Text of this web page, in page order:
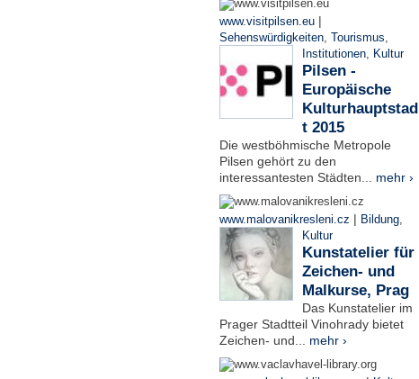
www.visitpilsen.eu |
Sehenswürdigkeiten, Tourismus,
Institutionen, Kultur
Pilsen -
Europäische
Kulturhauptstad
t 2015
Die westböhmische Metropole
Pilsen gehört zu den
interessantesten Städten... mehr ›
www.malovanikresleni.cz | Bildung,
Kultur
Kunstatelier für
Zeichen- und
Malkurse, Prag
Das Kunstatelier im
Prager Stadtteil Vinohrady bietet
Zeichen- und... mehr ›